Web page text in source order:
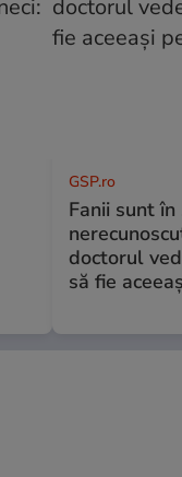
GSP.ro
Fanii sunt în
doctorul
să fie